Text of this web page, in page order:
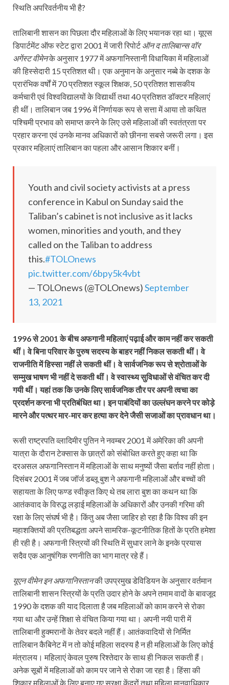
स्थिति अपरिवर्तनीय भी है?
तालिबानी शासन का पिछला दौर महिलाओं के लिए भयानक रहा था। यूएस
डिपार्टमेंट ऑफ स्टेट द्वारा 2001 में जारी रिपोर्टऑन द तालिबान्स वॉर
अगेंस्ट वीमेनके अनुसार 1977 में अफगानिस्तानी विधायिका में महिलाओं
की हिस्सेदारी 15 प्रतिशत थी। एक अनुमान के अनुसार नब्बे के दशक के
प्रारंभिक वर्षों में 70 प्रतिशत स्कूल शिक्षक, 50 प्रतिशत शासकीय
कर्मचारी एवं विश्वविद्यालयों के विद्यार्थी तथा 40 प्रतिशत डॉक्टर महिलाएं
ही थीं। तालिबान जब 1996 में निर्णायक रूप से सत्ता में आया तो कथित
पश्चिमी प्रभाव को समाप्त करने के लिए उसे महिलाओं की स्वतंत्रता पर
प्रहार करना एवं उनके मानव अधिकारों को छीनना सबसे जरूरी लगा। इस
प्रकार महिलाएं तालिबान का पहला और आसान शिकार बनीं।
Youth and civil society activists at a press
conference in Kabul on Sunday said the
Taliban’s cabinet is not inclusive as it lacks
women, minorities and youth, and they
called on the Taliban to address
this.#TOLOnews
pic.twitter.com/6bpy5k4vbt
— TOLOnews (@TOLOnews)September
13, 2021
1996 से 2001 के बीच अफगानी महिलाएं पढ़ाई और काम नहीं कर सकती
थीं। वे बिना परिवार के पुरुष सदस्य के बाहर नहीं निकल सकती थीं। वे
राजनीति में हिस्सा नहीं ले सकती थीं। वे सार्वजनिक रूप से श्रोताओं के
सम्मुख भाषण भी नहीं दे सकती थीं। वे स्वास्थ्य सुविधाओं से वंचित कर दी
गयी थीं। यहां तक कि उनके लिए सार्वजनिक तौर पर अपनी त्वचा का
प्रदर्शन करना भी प्रतिबंधित था। इन पाबंदियों का उल्लंघन करने पर कोड़े
मारने और पत्थर मार-मार कर हत्या कर देने जैसी सजाओं का प्रावधान था।
रूसी राष्ट्रपति व्लादिमीर पुतिन ने नवम्बर 2001 में अमेरिका की अपनी
यात्रा के दौरान टेक्सास के छात्रों को संबोधित करते हुए कहा था कि
दरअसल अफगानिस्तान में महिलाओं के साथ मनुष्यों जैसा बर्ताव नहीं होता।
दिसंबर 2001 में जब जॉर्ज डब्लू बुश ने अफगानी महिलाओं और बच्चों की
सहायता के लिए फण्ड स्वीकृत किए थे तब लारा बुश का कथन था कि
आतंकवाद के विरुद्ध लड़ाई महिलाओं के अधिकारों और उनकी गरिमा की
रक्षा के लिए संघर्ष भी है। किंतु अब जैसा जाहिर हो रहा है कि विश्व की इन
महाशक्तियों की प्रतिबद्धता अपने सामरिक-कूटनीतिक हितों के प्रति हमेशा
ही रही है। अफगानी स्त्रियों की स्थिति में सुधार लाने के इनके प्रयास
सदैव एक आनुषंगिक रणनीति का भाग मात्र रहे हैं।
यूएन वीमेन इन अफगानिस्तानकी उपप्रमुख डेविडियन के अनुसार वर्तमान
तालिबानी शासन स्त्रियों के प्रति उदार होने के अपने तमाम वादों के बावजूद
1990 के दशक की याद दिलाता है जब महिलाओं को काम करने से रोका
गया था और उन्हें शिक्षा से वंचित किया गया था। अपनी नयी पारी में
तालिबानी हुक्मरानों के तेवर बदले नहीं हैं। आतंकवादियों से निर्मित
तालिबान कैबिनेट में न तो कोई महिला सदस्य है न ही महिलाओं के लिए कोई
मंत्रालय। महिलाएं केवल पुरुष रिश्तेदार के साथ ही निकल सकती हैं।
अनेक सूबों में महिलाओं को काम पर जाने से रोका जा रहा है। हिंसा की
शिकार महिलाओं के लिए बनाए गए सुरक्षा केंद्रों तथा महिला मानवाधिकार